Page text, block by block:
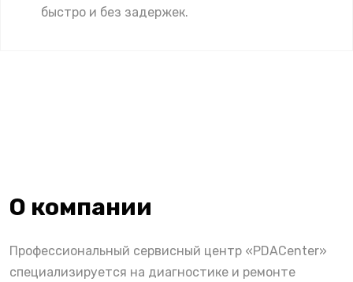
быстро и без задержек.
О компании
Профессиональный сервисный центр «PDACenter»
специализируется на диагностике и ремонте